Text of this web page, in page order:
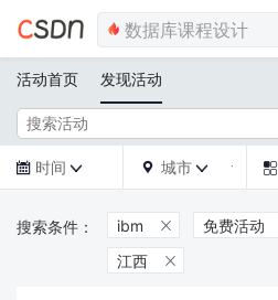
活动首页 发现活动
 时间   城市  
ibm  免费活动
江西 